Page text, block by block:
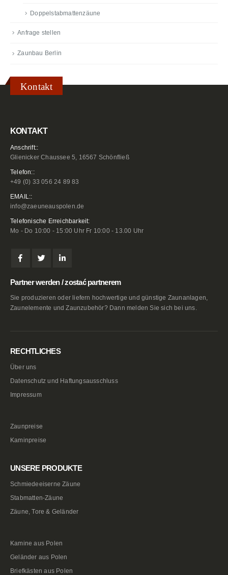
Doppelstabmattenzäune
Anfrage stellen
Zaunbau Berlin
Kontakt
KONTAKT
Anschrift::
Glienicker Chaussee 5, 16567 Schönfließ
Telefon::
+49 (0) 33 056 24 89 83
EMAIL::
info@zaeuneauspolen.de
Telefonische Erreichbarkeit:
Mo - Do 10:00 - 15:00 Uhr Fr 10:00 - 13.00 Uhr
Partner werden / zostać partnerem
Sie produzieren oder liefern hochwertige und günstige Zaunanlagen,
Zaunelemente und Zaunzubehör? Dann melden Sie sich bei uns.
RECHTLICHES
Über uns
Datenschutz und Haftungsausschluss
Impressum
Zaunpreise
Kaminpreise
UNSERE PRODUKTE
Schmiedeeiserne Zäune
Stabmatten-Zäune
Zäune, Tore & Geländer
Kamine aus Polen
Geländer aus Polen
Briefkästen aus Polen